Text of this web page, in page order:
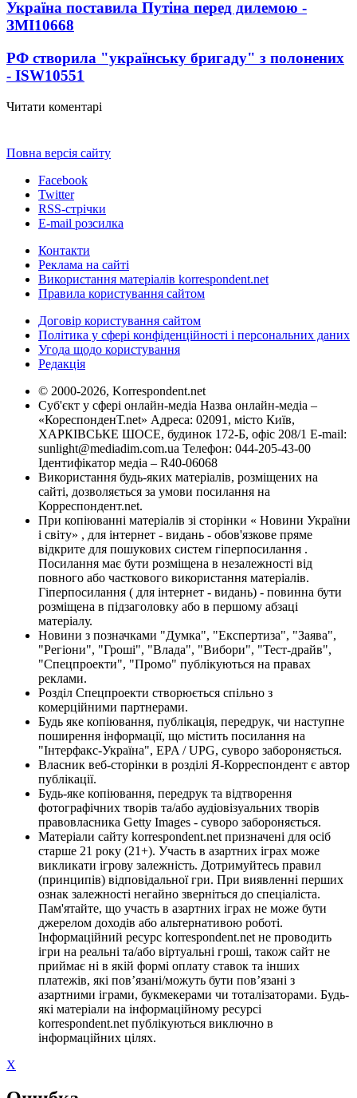
Україна поставила Путіна перед дилемою -
ЗМІ10668
РФ створила "українську бригаду" з полонених
- ISW10551
Читати коментарі
Повна версія сайту
Facebook
Twitter
RSS-стрічки
E-mail розсилка
Контакти
Реклама на сайті
Використання матеріалів korrespondent.net
Правила користування сайтом
Договір користування сайтом
Політика у сфері конфіденційності і персональних даних
Угода щодо користування
Редакція
© 2000-2026, Korrespondent.net
Суб'єкт у сфері онлайн-медіа Назва онлайн-медіа –
«КореспонденТ.net» Адреса: 02091, місто Київ,
ХАРКІВСЬКЕ ШОСЕ, будинок 172-Б, офіс 208/1 E-mail:
sunlight@mediadim.com.ua Телефон: 044-205-43-00
Ідентифікатор медіа – R40-06068
Використання будь-яких матеріалів, розміщених на
сайті, дозволяється за умови посилання на
Корреспондент.net.
При копіюванні матеріалів зі сторінки « Новини України
і світу» , для інтернет - видань - обов'язкове пряме
відкрите для пошукових систем гіперпосилання .
Посилання має бути розміщена в незалежності від
повного або часткового використання матеріалів.
Гіперпосилання ( для інтернет - видань) - повинна бути
розміщена в підзаголовку або в першому абзаці
матеріалу.
Новини з позначками "Думка", "Експертиза", "Заява",
"Регіони", "Гроші", "Влада", "Вибори", "Тест-драйв",
"Спецпроекти", "Промо" публікуються на правах
реклами.
Розділ Спецпроекти створюється спільно з
комерційними партнерами.
Будь яке копіювання, публікація, передрук, чи наступне
поширення інформації, що містить посилання на
"Інтерфакс-Україна", EPA / UPG, суворо забороняється.
Власник веб-сторінки в розділі Я-Корреспондент є автор
публікації.
Будь-яке копіювання, передрук та відтворення
фотографічних творів та/або аудіовізуальних творів
правовласника Getty Images - суворо забороняється.
Матеріали сайту korrespondent.net призначені для осіб
старше 21 року (21+). Участь в азартних іграх може
викликати ігрову залежність. Дотримуйтесь правил
(принципів) відповідальної гри. При виявленні перших
ознак залежності негайно зверніться до спеціаліста.
Пам'ятайте, що участь в азартних іграх не може бути
джерелом доходів або альтернативою роботі.
Інформаційний ресурс korrespondent.net не проводить
ігри на реальні та/або віртуальні гроші, також сайт не
приймає ні в якій формі оплату ставок та інших
платежів, які пов’язані/можуть бути пов’язані з
азартними іграми, букмекерами чи тоталізаторами. Будь-
які матеріали на інформаційному ресурсі
korrespondent.net публікуються виключно в
інформаційних цілях.
X